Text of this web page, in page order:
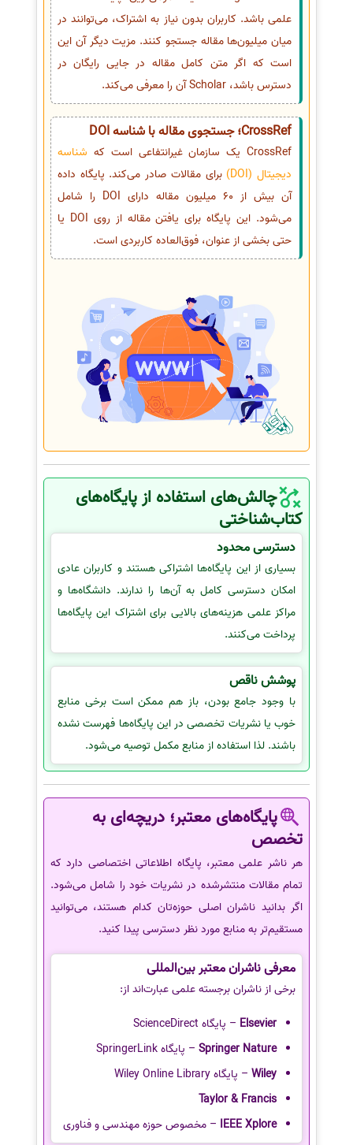
علمی باشد. کاربران بدون نیاز به اشتراک، می‌توانند در
میان میلیون‌ها مقاله جستجو کنند. مزیت دیگر آن این
است که اگر متن کامل مقاله در جایی رایگان در
دسترس باشد، Scholar آن را معرفی می‌کند.
CrossRef؛ جستجوی مقاله با شناسه DOI
CrossRef یک سازمان غیرانتفاعی است که
شناسه
دیجیتال (DOI)
برای مقالات صادر می‌کند. پایگاه داده
آن بیش از 60 میلیون مقاله دارای DOI را شامل
می‌شود. این پایگاه برای یافتن مقاله از روی DOI یا
حتی بخشی از عنوان، فوق‌العاده کاربردی است.
چالش‌های استفاده از پایگاه‌های
کتاب‌شناختی
دسترسی محدود
بسیاری از این پایگاه‌ها اشتراکی هستند و کاربران عادی
امکان دسترسی کامل به آن‌ها را ندارند. دانشگاه‌ها و
مراکز علمی هزینه‌های بالایی برای اشتراک این پایگاه‌ها
پرداخت می‌کنند.
پوشش ناقص
با وجود جامع بودن، باز هم ممکن است برخی منابع
خوب یا نشریات تخصصی در این پایگاه‌ها فهرست نشده
باشند. لذا استفاده از منابع مکمل توصیه می‌شود.
پایگاه‌های معتبر؛ دریچه‌ای به
تخصص
هر ناشر علمی معتبر، پایگاه اطلاعاتی اختصاصی دارد که
تمام مقالات منتشرشده در نشریات خود را شامل می‌شود.
اگر بدانید ناشران اصلی حوزه‌تان کدام هستند، می‌توانید
مستقیم‌تر به منابع مورد نظر دسترسی پیدا کنید.
معرفی ناشران معتبر بین‌المللی
برخی از ناشران برجسته علمی عبارت‌اند از:
Elsevier – پایگاه ScienceDirect
Springer Nature – پایگاه SpringerLink
Wiley – پایگاه Wiley Online Library
Taylor & Francis
IEEE Xplore – مخصوص حوزه مهندسی و فناوری